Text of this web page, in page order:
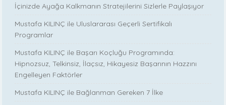
İçinizde Ayağa Kalkmanın Stratejilerini Sizlerle Paylaşıyor
Mustafa KILINÇ ile Uluslararası Geçerli Sertifikalı
Programlar
Mustafa KILINÇ ile Başarı Koçluğu Programında:
Hipnozsuz, Telkinsiz, İlaçsız, Hikayesiz Başarının Hazzını
Engelleyen Faktörler
Mustafa KILINÇ ile Bağlanman Gereken 7 İlke